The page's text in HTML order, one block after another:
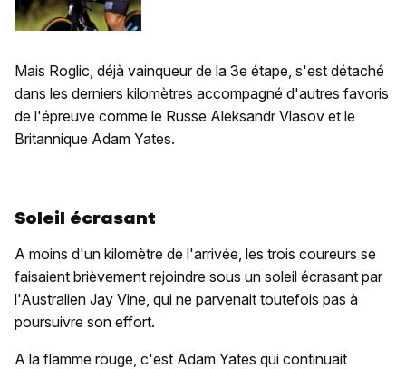
Mais Roglic, déjà vainqueur de la 3e étape, s'est détaché
dans les derniers kilomètres accompagné d'autres favoris
de l'épreuve comme le Russe Aleksandr Vlasov et le
Britannique Adam Yates.
Soleil écrasant
A moins d'un kilomètre de l'arrivée, les trois coureurs se
faisaient brièvement rejoindre sous un soleil écrasant par
l'Australien Jay Vine, qui ne parvenait toutefois pas à
poursuivre son effort.
A la flamme rouge, c'est Adam Yates qui continuait